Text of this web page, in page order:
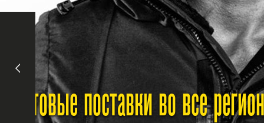
Оптовые поставки во все